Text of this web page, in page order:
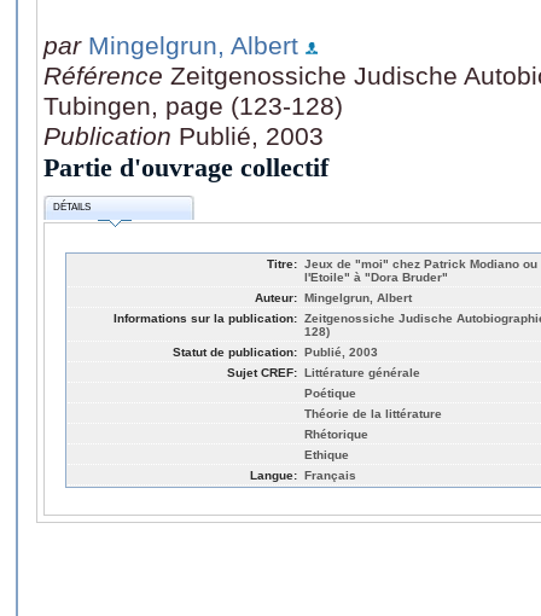
par Mingelgrun, Albert
Référence Zeitgenossiche Judische
Tubingen, page (123-128)
Publication Publié, 2003
Partie d'ouvrage collectif
DÉTAILS
Titre: Jeux de "moi" chez Patrick Modiano
l'Etoile" à "Dora Bruder"
Auteur: Mingelgrun, Albert
Informations sur la publication: Zeitgenossiche Judische
128)
Statut de publication: Publié, 2003
Sujet CREF: Littérature générale
Poétique
Théorie de la littérature
Rhétorique
Ethique
Langue: Français